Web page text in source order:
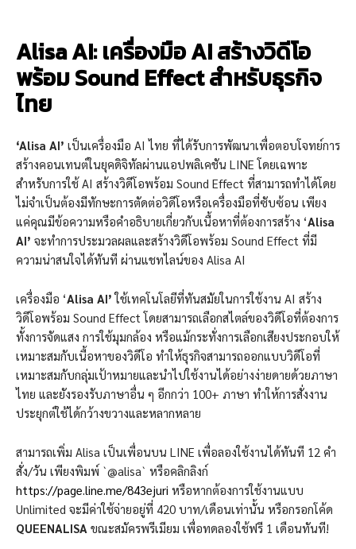
Alisa AI: เครื่องมือ AI สร้างวิดีโอ
พร้อม Sound Effect สำหรับธุรกิจ
ไทย
‘Alisa AI’ เป็นเครื่องมือ AI ไทย ที่ได้รับการพัฒนาเพื่อตอบโจทย์การ
สร้างคอนเทนต์ในยุคดิจิทัลผ่านแอปพลิเคชัน LINE โดยเฉพาะ
สำหรับการใช้ AI สร้างวิดีโอพร้อม Sound Effect ที่สามารถทำได้โดย
ไม่จำเป็นต้องมีทักษะการตัดต่อวิดีโอหรือเครื่องมือที่ซับซ้อน เพียง
แค่คุณมีข้อความหรือคำอธิบายเกี่ยวกับเนื้อหาที่ต้องการสร้าง ‘Alisa
AI’ จะทำการประมวลผลและสร้างวิดีโอพร้อม Sound Effect ที่มี
ความน่าสนใจได้ทันที ผ่านแชทไลน์ของ Alisa AI
เครื่องมือ ‘Alisa AI’ใช้เทคโนโลยีที่ทันสมัยในการใช้งาน AI สร้าง
วิดีโอพร้อม Sound Effect โดยสามารถเลือกสไตล์ของวิดีโอที่ต้องการ
ทั้งการจัดแสง การใช้มุมกล้อง หรือแม้กระทั่งการเลือกเสียงประกอบให้
เหมาะสมกับเนื้อหาของวิดีโอ ทำให้ธุรกิจสามารถออกแบบวิดีโอที่
เหมาะสมกับกลุ่มเป้าหมายและนำไปใช้งานได้อย่างง่ายดายด้วยภาษา
ไทย และยังรองรับภาษาอื่น ๆ อีกกว่า 100+ ภาษา ทำให้การสั่งงาน
ประยุกต์ใช้ได้กว้างขวางและหลากหลาย
สามารถเพิ่ม Alisa เป็นเพื่อนบน LINE เพื่อลองใช้งานได้ทันที 12 คำ
สั่ง/วัน เพียงพิมพ์ `@alisa` หรือคลิกลิงก์
https://page.line.me/843ejuri หรือหากต้องการใช้งานแบบ
Unlimited จะมีค่าใช้จ่ายอยู่ที่ 420 บาท/เดือนเท่านั้น หรือกรอกโค้ด
QUEENALISA ขณะสมัครพรีเมียม เพื่อทดลองใช้ฟรี 1 เดือนทันที!